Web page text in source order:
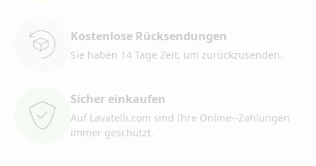
Kostenlose Rücksendungen
Sie haben 14 Tage Zeit, um zurückzusenden.
Sicher einkaufen
Auf Lavatelli.com sind Ihre Online--Zahlungen
immer geschützt.